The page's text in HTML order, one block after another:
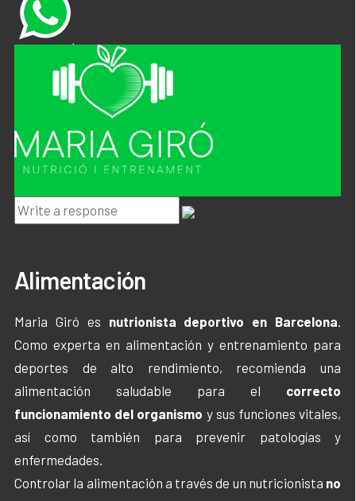
Alimentación
Maria Giró es nutrionista deportivo en Barcelona
Como experta en alimentación y entrenamiento para
deportes de alto rendimiento, recomienda una
alimentación saludable para el correcto
funcionamiento del organismo y sus funciones vitales,
así como también para prevenir patologías y
enfermedades.
Controlar la alimentación a través de un nutricionista no